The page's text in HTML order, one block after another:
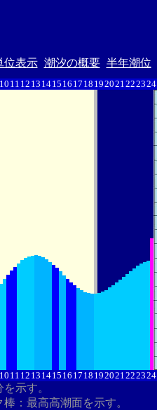
位表示 潮汐の概要 半年潮位
10 11 12 13 1415 16 17 18 192021222324
10 11 12 13 1415 16 17 18 192021222324
示す。
：最高高潮面を示す。